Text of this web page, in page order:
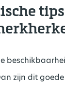
zijn dit